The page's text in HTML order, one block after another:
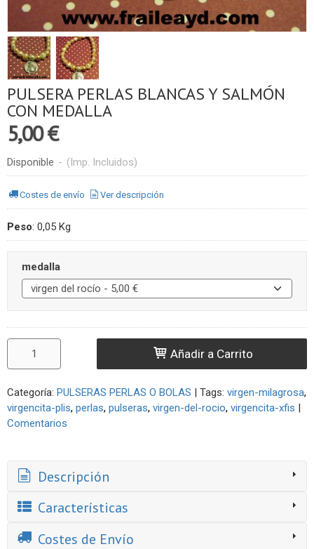
PULSERA PERLAS BLANCAS Y SALMÓN
CON MEDALLA
5,00 €
Disponible - (Imp. Incluidos)
Costes de envío Ver descripción
Peso: 0,05 Kg
medalla
Añadir a Carrito
Categoría: PULSERAS PERLAS O BOLAS | Tags: virgen-milagrosa
virgencita-plis perlas pulseras virgen-del-rocio virgencita-xfis |
Comentarios
Descripción
Características
Costes de Envío